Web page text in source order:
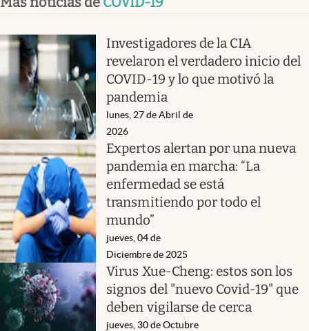
Investigadores de la CIA
revelaron el verdadero inicio del
COVID-19 y lo que motivó la
pandemia
lunes, 27 de Abril de
2026
Expertos alertan por una nueva
pandemia en marcha: “La
enfermedad se está
transmitiendo por todo el
mundo”
jueves, 04 de
Diciembre de 2025
Virus Xue-Cheng: estos son los
signos del "nuevo Covid-19" que
deben vigilarse de cerca
jueves, 30 de Octubre